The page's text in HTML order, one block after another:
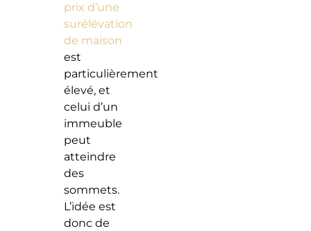
prix d’une
surélévation
de maison
est
particulièrement
élevé, et
celui d’un
immeuble
peut
atteindre
des
sommets.
L’idée est
donc de